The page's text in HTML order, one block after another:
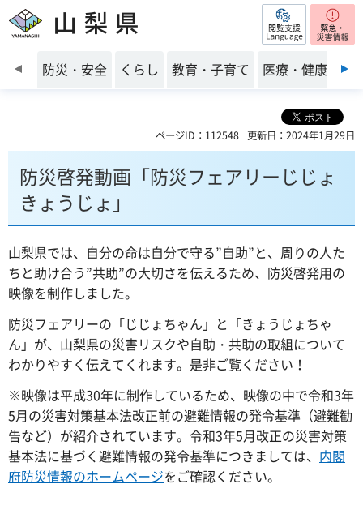
山梨県 閲覧支援
前のスライドを表示
防災・安全 くらし 教育・子育て 医療・健康・福
ページID：112548 更新日：2024年1月29日
防災啓発動画「防災フェアリーじじょ
きょうじょ」
山梨県では、自分の命は自分で守る”自助”と、周りの人た
ちと助け合う”共助”の大切さを伝えるため、防災啓発用の
映像を制作しました。
防災フェアリーの「じじょちゃん」と「きょうじょちゃ
ん」が、山梨県の災害リスクや自助・共助の取組について
わかりやすく伝えてくれます。是非ご覧ください！
※映像は平成30年に制作しているため、映像の中で令和3年
5月の災害対策基本法改正前の避難情報の発令基準（避難勧
告など）が紹介されています。令和3年5月改正の災害対策
基本法に基づく避難情報の発令基準につきましては、 内閣
府防災情報のホームページをご確認ください。